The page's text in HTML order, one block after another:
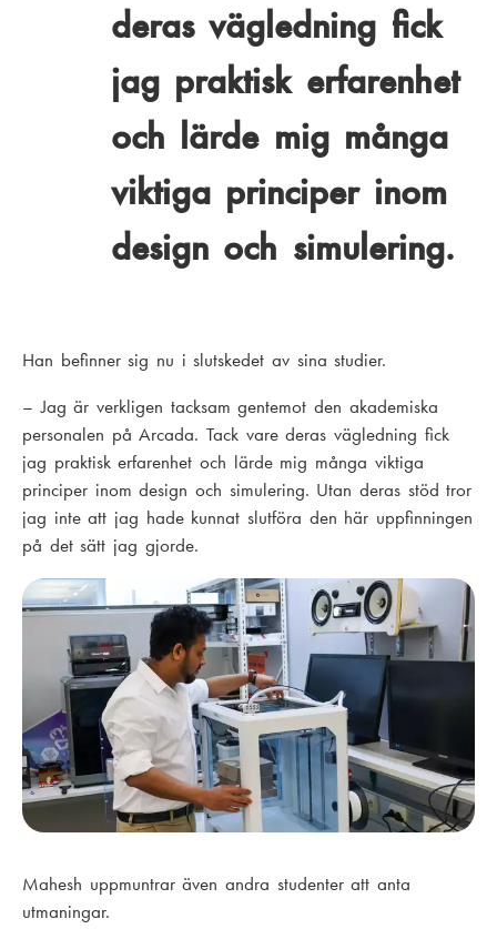
deras vägledning fick
jag praktisk erfarenhet
och lärde mig många
viktiga principer inom
design och simulering.
Han befinner sig nu i slutskedet av sina studier.
– Jag är verkligen tacksam gentemot den akademiska
personalen på Arcada. Tack vare deras vägledning fick
jag praktisk erfarenhet och lärde mig många viktiga
principer inom design och simulering. Utan deras stöd tror
jag inte att jag hade kunnat slutföra den här uppfinningen
på det sätt jag gjorde.
Mahesh uppmuntrar även andra studenter att anta
utmaningar.